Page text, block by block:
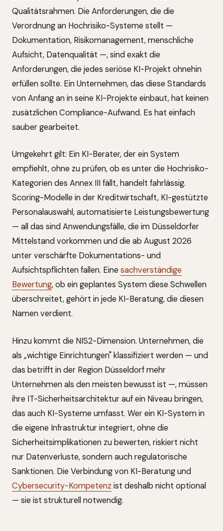
Qualitätsrahmen. Die Anforderungen, die die
Verordnung an Hochrisiko-Systeme stellt —
Dokumentation, Risikomanagement, menschliche
Aufsicht, Datenqualität —, sind exakt die
Anforderungen, die jedes seriöse KI-Projekt ohnehin
erfüllen sollte. Ein Unternehmen, das diese Standards
von Anfang an in seine KI-Projekte einbaut, hat keinen
zusätzlichen Compliance-Aufwand. Es hat einfach
sauber gearbeitet.
Umgekehrt gilt: Ein KI-Berater, der ein System
empfiehlt, ohne zu prüfen, ob es unter die Hochrisiko-
Kategorien des Annex III fällt, handelt fahrlässig.
Scoring-Modelle in der Kreditwirtschaft, KI-gestützte
Personalauswahl, automatisierte Leistungsbewertung
— all das sind Anwendungsfälle, die im Düsseldorfer
Mittelstand vorkommen und die ab August 2026
unter verschärfte Dokumentations- und
Aufsichtspflichten fallen. Eine sachverständige
Bewertung, ob ein geplantes System diese Schwellen
überschreitet, gehört in jede KI-Beratung, die diesen
Namen verdient.
Hinzu kommt die NIS2-Dimension. Unternehmen, die
als „wichtige Einrichtungen" klassifiziert werden — und
das betrifft in der Region Düsseldorf mehr
Unternehmen als den meisten bewusst ist —, müssen
ihre IT-Sicherheitsarchitektur auf ein Niveau bringen,
das auch KI-Systeme umfasst. Wer ein KI-System in
die eigene Infrastruktur integriert, ohne die
Sicherheitsimplikationen zu bewerten, riskiert nicht
nur Datenverluste, sondern auch regulatorische
Sanktionen. Die Verbindung von KI-Beratung und
Cybersecurity-Kompetenz ist deshalb nicht optional
— sie ist strukturell notwendig.